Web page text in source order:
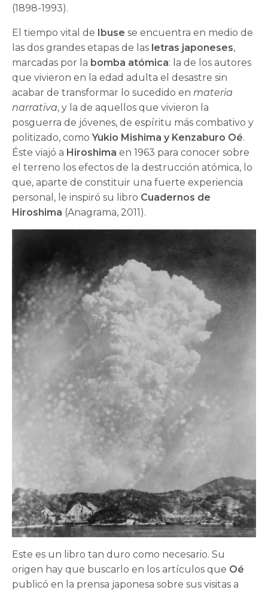
(1898-1993).
El tiempo vital de Ibuse se encuentra en medio de
las dos grandes etapas de las letras japoneses,
marcadas por la bomba atómica: la de los autores
que vivieron en la edad adulta el desastre sin
acabar de transformar lo sucedido enmateria
narrativa, y la de aquellos que vivieron la
posguerra de jóvenes, de espíritu más combativo y
politizado, comoYukio Mishima y Kenzaburo Oé.
Éste viajó a Hiroshima en 1963 para conocer sobre
el terreno los efectos de la destrucción atómica, lo
que, aparte de constituir una fuerte experiencia
personal, le inspiró su libro Cuadernos de
Hiroshima (Anagrama, 2011).
Este es un libro tan duro como necesario. Su
origen hay que buscarlo en los artículos que Oé
publicó en la prensa japonesa sobre sus visitas a